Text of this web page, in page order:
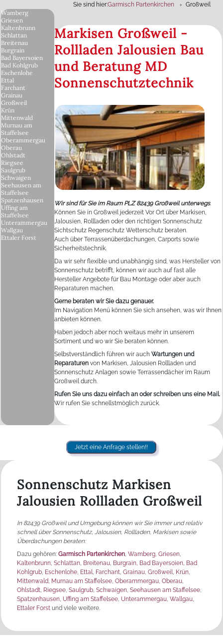
Sie sind hier:Garmisch Partenkirchen Großweil
Markisen Großweil -
Rollladen Jalousien Bau
und Beratung MD
Sonnenschutztechnik
Wir sind für Sie im Raum PLZ 82439 Großweil unterwegs.
Können Sie in Großweil jederzeit Vor Ort über Markisen,
Jalousien, Rollladen oder den richtigen Sonnenschutz
Sichtschutz Regenschutz Wetterschutz beraten.
Auch über Terrassenüberdachungen, Carports sowie
Sicherheitstechnik.
Da wir sehr flexible und unabhängig sind, was Hersteller von
Sonnenschutz betrifft, können wir auch auf fast alle
Hersteller Angebote für Bau Montage oder aber auch
Reparaturen machen.
Gerne beraten wir Sie dazu genauer.
Im Navigation Menü können Sie sich ansehen, was wir Ihnen
anbieten können.
Haben jedoch aber noch weitaus mehr in unserem
Sortiment und wo wir Sie beraten können.
Selbstverständlich führen wir auch Wartungen und
Reparaturenvon Markisen, Jalousien Rollladen und
Sonnenschutz Anlagen sowie Terrassendächer im Raum
Großweil durch.
Rufen Sie uns dazu einfach an oder schreiben uns eine Mail.
Wir rufen Sie schnellstmöglich zurück.
Wamberg
Griesen
Kaltenbrunn
Schlattan
Breitenau
Burgrain
Bad Bayersoien
Bad Kohlgrub
Eschenlohe
Ettal
Farchant
Grainau
Großweil
Krün
Mittenwald
Murnau am
Staffelsee
Oberammergau
Oberau
Ohlstadt
Riegsee
Saulgrub
Schwaigen
Seehausen am
Staffelsee
Spatzenhausen
Uffing am
Staffelsee
Unterammergau
Wallgau
Ettaler Forst
Jetzt eine Anfrage stellen!!
Sonnenschutz Markisen
Jalousien Rollladen Großweil
In 82439 Großweil und Umgebung können wir Sie immer und relativ
schnell über Sonnenschutz, Jalousien, Rollladen, Markisen sowie
Überdachungen beraten:
Dazu gehören:Garmisch Partenkirchen,Wamberg,Griesen,
Kaltenbrunn,Schlattan, Breitenau, Burgrain, Bad Bayersoien, Bad
Kohlgrub, Eschenlohe, Ettal, Farchant,Grainau,Großweil, Krün,
Mittenwald, Murnau am Staffelsee,Oberammergau,Oberau,
Ohlstadt, Riegsee,Saulgrub,Schwaigen,Seehausen am Staffelsee,
Spatzenhausen, Uffing am Staffelsee, Unterammergau,Wallgau,
Ettaler Forst und viele weitere.